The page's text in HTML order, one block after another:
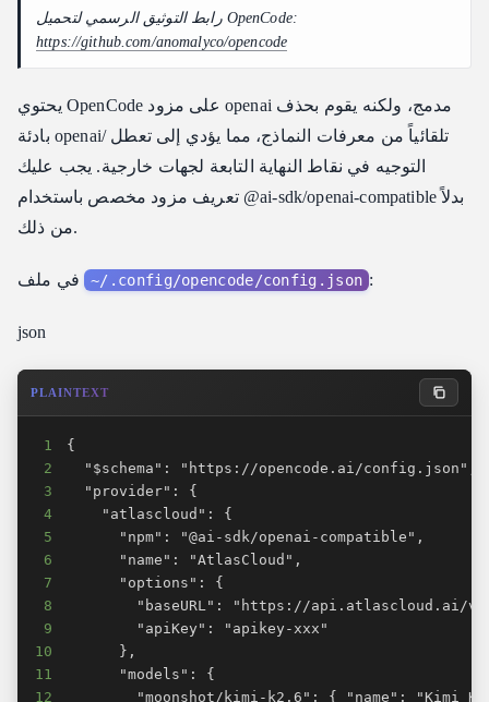
رابط التوثيق الرسمي لتحميل OpenCode:
https://github.com/anomalyco/opencode
يحتوي OpenCode على مزود openai مدمج، ولكنه يقوم بحذف
بادئة openai/ تلقائياً من معرفات النماذج، مما يؤدي إلى تعطل
التوجيه في نقاط النهاية التابعة لجهات خارجية. يجب عليك
تعريف مزود مخصص باستخدام @ai-sdk/openai-compatible بدلاً
من ذلك.
في ملف ~/.config/opencode/config.json :
json
PLAINTEXT
1
2
3
4
5
6
7
8
9
10
11
12